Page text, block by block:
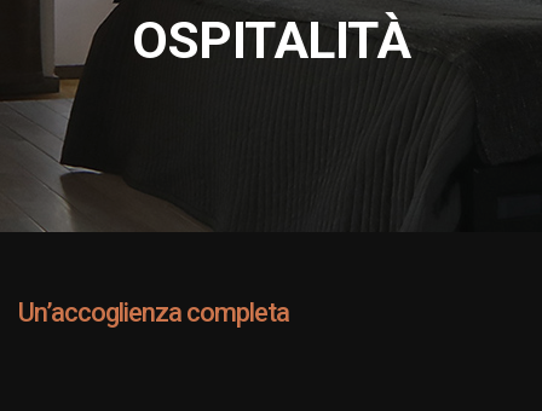
OSPITALITÀ
Un’accoglienza completa